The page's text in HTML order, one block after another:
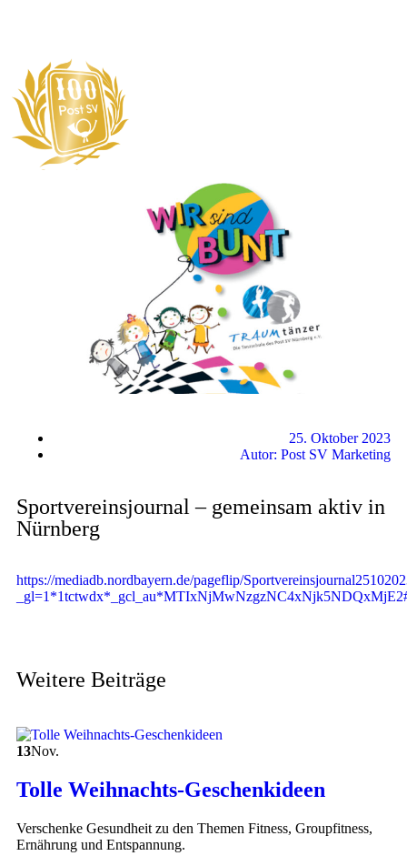
25. Oktober 2023
Autor: Post SV Marketing
Sportvereinsjournal – gemeinsam aktiv in
Nürnberg
https://mediadb.nordbayern.de/pageflip/
Weitere Beiträge
13Nov.
Tolle Weihnachts-Geschenkideen
Verschenke Gesundheit zu den Themen Fitness, Groupfitness,
Ernährung und Entspannung.